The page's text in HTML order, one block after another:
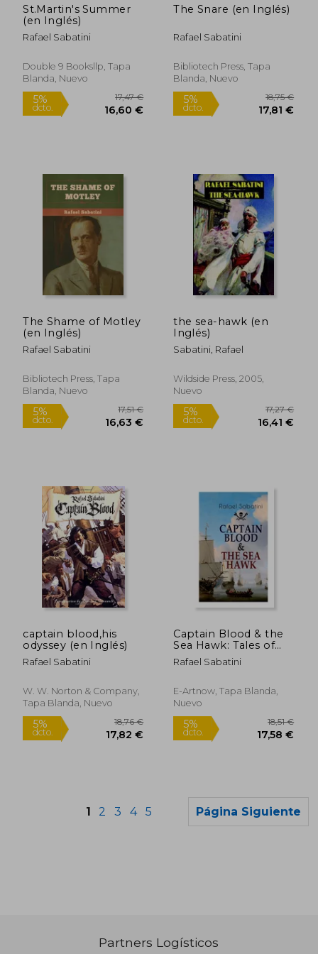
dcto. 17,81 €
5% 15,00 € 5%
St.Martin's Summer
(en Inglés)
Rafael Sabatini
Double 9 Booksllp, Tapa
Blanda, Nuevo
The Snare (en Inglés)
Rafael Sabatini
Bibliotech Press, Tapa
Blanda, Nuevo
The Shame of Motley
(en Inglés)
Rafael Sabatini
Bibliotech Press, Tapa
Blanda, Nuevo
the sea-hawk (en
Inglés)
Sabatini, Rafael
Wildside Press, 2005,
Nuevo
captain blood,his
odyssey (en Inglés)
Rafael Sabatini
W. W. Norton & Company,
Tapa Blanda, Nuevo
Captain Blood & the
Sea Hawk: Tales of
Daring Sea
Adventures and the
Pirate Captains (en
Inglés)
Rafael Sabatini
E-Artnow, Tapa Blanda,
Nuevo
1 2 3 4 5 Página Siguiente
Partners Logísticos